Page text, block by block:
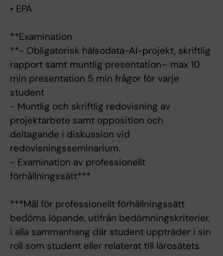
• EPA
**Examination
**- Obligatorisk hälsodata-AI-projekt, skriftlig
rapport samt muntlig presentation– max 10
min presentation 5 min frågor för varje
student
- Muntlig och skriftlig redovisning av
projektarbete samt opposition och
deltagande i diskussion vid
redovisningsseminarium.
- Examination av professionellt
förhållningssätt***
***Mål för professionellt förhållningssätt
bedöms löpande, utifrån bedömningskriterier,
i alla sammanhang där student uppträder i sin
roll som student eller relaterat till lärosätets